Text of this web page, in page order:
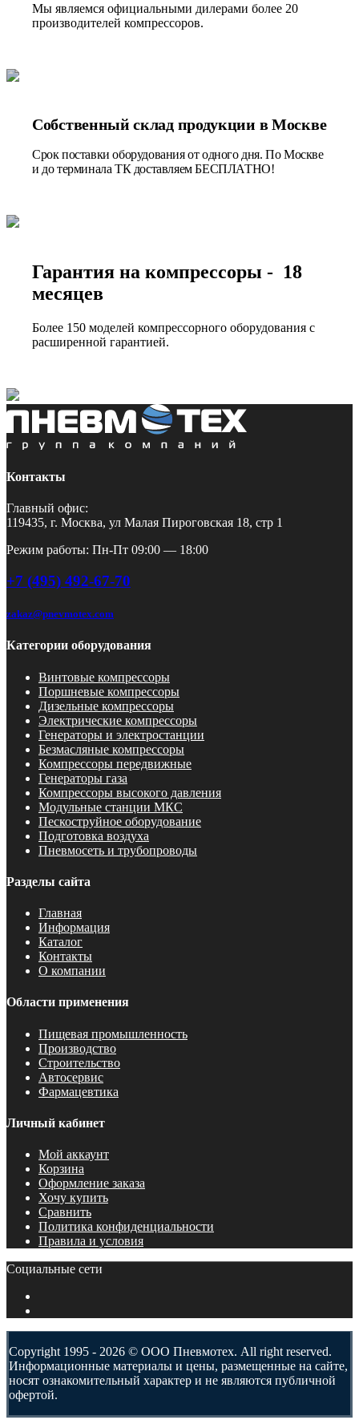
Мы являемся официальными дилерами более 20
производителей компрессоров.
Собственный склад продукции в Москве
Срок поставки оборудования от одного дня. По Москве
и до терминала ТК доставляем БЕСПЛАТНО!
Гарантия на компрессоры - 18
месяцев
Более 150 моделей компрессорного оборудования с
расширенной гарантией.
Контакты
Главный офис:
119435, г. Москва, ул Малая Пироговская 18, стр 1
Режим работы: Пн-Пт 09:00 — 18:00
+7 (495) 492-67-70
zakaz@pnevmotex.com
Категории оборудования
Винтовые компрессоры
Поршневые компрессоры
Дизельные компрессоры
Электрические компрессоры
Генераторы и электростанции
Безмасляные компрессоры
Компрессоры передвижные
Генераторы газа
Компрессоры высокого давления
Модульные станции МКС
Пескоструйное оборудование
Подготовка воздуха
Пневмосеть и трубопроводы
Разделы сайта
Главная
Информация
Каталог
Контакты
О компании
Области применения
Пищевая промышленность
Производство
Строительство
Автосервис
Фармацевтика
Личный кабинет
Мой аккаунт
Корзина
Оформление заказа
Хочу купить
Сравнить
Политика конфиденциальности
Правила и условия
Социальные сети
Copyright 1995 - 2026 © ООО Пневмотех. All right reserved.
Информационные материалы и цены, размещенные на сайте,
носят ознакомительный характер и не являются публичной
офертой.